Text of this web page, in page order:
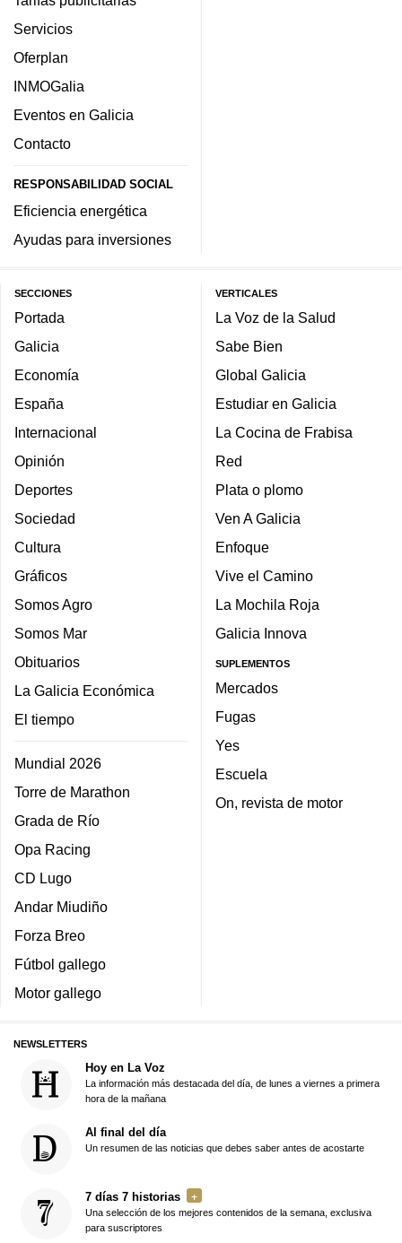
Servicios
Oferplan
INMOGalia
Eventos en Galicia
Contacto
RESPONSABILIDAD SOCIAL
Eficiencia energética
Ayudas para inversiones
SECCIONES
Portada
Galicia
Economía
España
Internacional
Opinión
Deportes
Sociedad
Cultura
Gráficos
Somos Agro
Somos Mar
Obituarios
La Galicia Económica
El tiempo
Mundial 2026
Torre de Marathon
Grada de Río
Opa Racing
CD Lugo
Andar Miudiño
Forza Breo
Fútbol gallego
Motor gallego
VERTICALES
La Voz de la Salud
Sabe Bien
Global Galicia
Estudiar en Galicia
La Cocina de Frabisa
Red
Plata o plomo
Ven A Galicia
Enfoque
Vive el Camino
La Mochila Roja
Galicia Innova
SUPLEMENTOS
Mercados
Fugas
Yes
Escuela
On, revista de motor
NEWSLETTERS
Hoy en La Voz
La información más destacada del día, de lunes a viernes a primera
hora de la mañana
Al final del día
Un resumen de las noticias que debes saber antes de acostarte
7 días 7 historias
Una selección de los mejores contenidos de la semana, exclusiva
para suscriptores